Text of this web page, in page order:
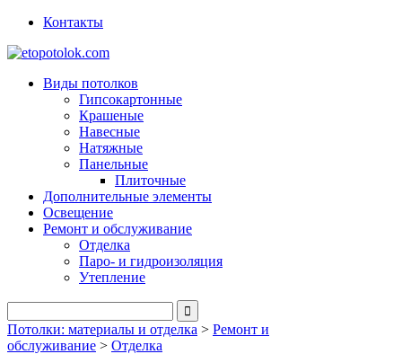
Контакты
Виды потолков
Гипсокартонные
Крашеные
Навесные
Натяжные
Панельные
Плиточные
Дополнительные элементы
Освещение
Ремонт и обслуживание
Отделка
Паро- и гидроизоляция
Утепление
Потолки: материалы и отделка > Ремонт и
обслуживание > Отделка